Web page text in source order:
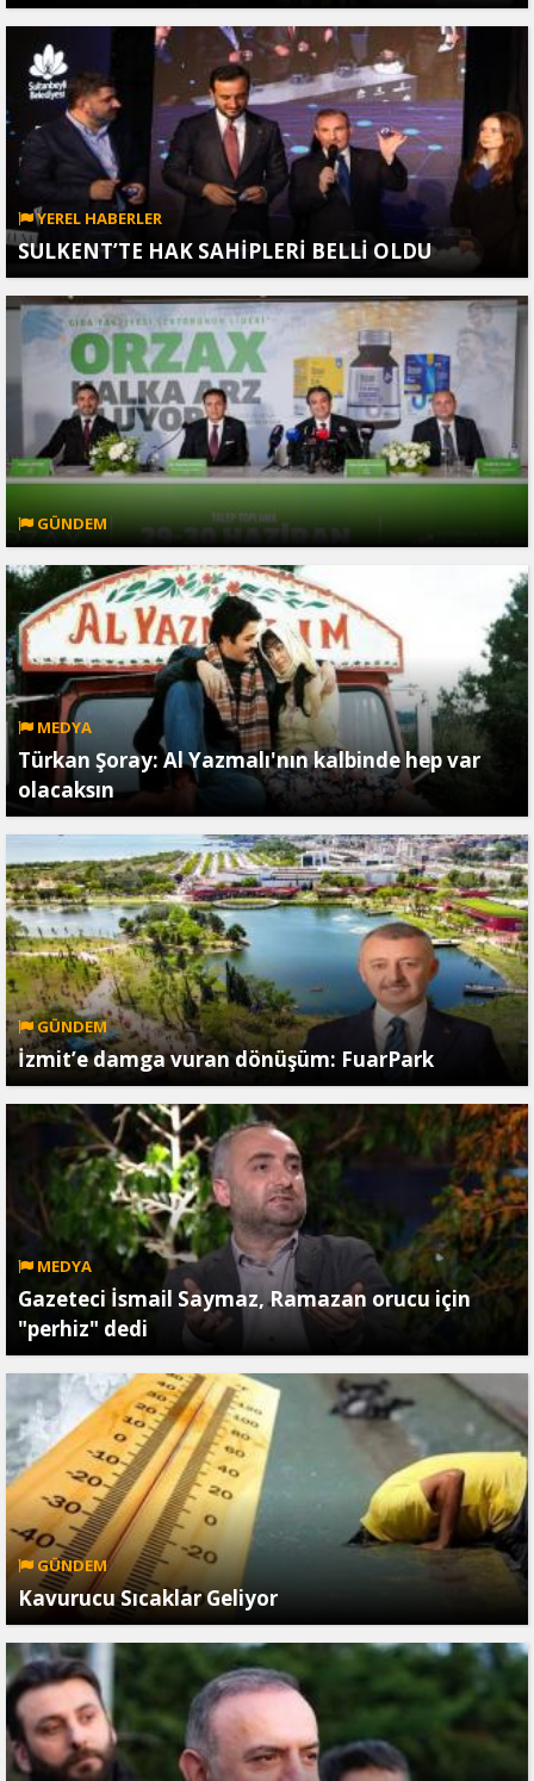
YEREL HABERLER
SULKENT’TE HAK SAHİPLERİ BELLİ OLDU
GÜNDEM
MEDYA
Türkan Şoray: Al Yazmalı'nın kalbinde hep var
olacaksın
GÜNDEM
İzmit’e damga vuran dönüşüm: FuarPark
MEDYA
Gazeteci İsmail Saymaz, Ramazan orucu için
"perhiz" dedi
GÜNDEM
Kavurucu Sıcaklar Geliyor